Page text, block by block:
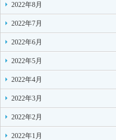
2022年8月
2022年7月
2022年6月
2022年5月
2022年4月
2022年3月
2022年2月
2022年1月